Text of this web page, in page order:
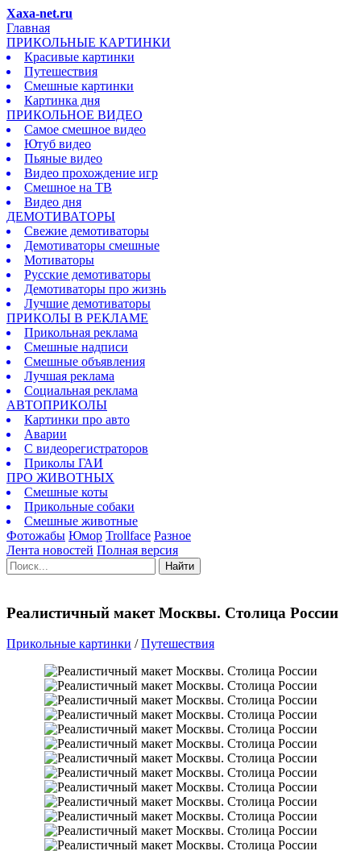
Xaxa-net.ru
Главная
ПРИКОЛЬНЫЕ КАРТИНКИ
Красивые картинки
Путешествия
Смешные картинки
Картинка дня
ПРИКОЛЬНОЕ ВИДЕО
Самое смешное видео
Ютуб видео
Пьяные видео
Видео прохождение игр
Смешное на ТВ
Видео дня
ДЕМОТИВАТОРЫ
Свежие демотиваторы
Демотиваторы смешные
Мотиваторы
Русские демотиваторы
Демотиваторы про жизнь
Лучшие демотиваторы
ПРИКОЛЫ В РЕКЛАМЕ
Прикольная реклама
Смешные надписи
Смешные объявления
Лучшая реклама
Социальная реклама
АВТОПРИКОЛЫ
Картинки про авто
Аварии
С видеорегистраторов
Приколы ГАИ
ПРО ЖИВОТНЫХ
Смешные коты
Прикольные собаки
Смешные животные
Фотожабы Юмор Trollface Разное
Лента новостей Полная версия
Найти
Реалистичный макет Москвы. Столица России
Прикольные картинки /Путешествия